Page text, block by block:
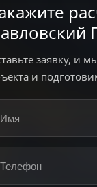
заявку, и
и